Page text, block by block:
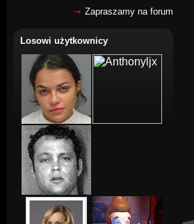
Zapraszamy na forum
Losowi użytkownicy